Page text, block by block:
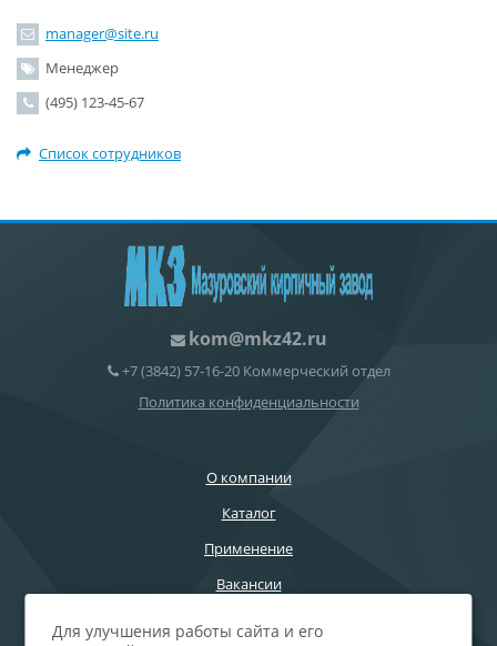
manager@site.ru
Менеджер
(495) 123-45-67
Список сотрудников
kom@mkz42.ru
+7 (3842) 57-16-20 Коммерческий отдел
Политика конфиденциальности
О компании
Каталог
Применение
Вакансии
Для улучшения работы сайта и его